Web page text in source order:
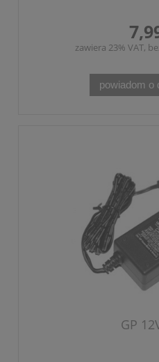
zawiera 23% VAT,
powiadom o
GP